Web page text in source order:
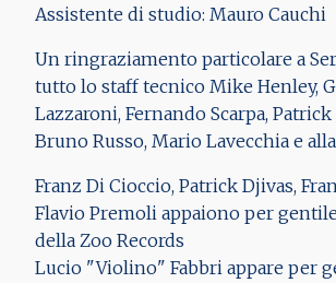
Assistente di studio: Mauro Cauchi
Un ringraziamento particolare a
tutto lo staff tecnico Mike Henley,
Lazzaroni, Fernando Scarpa,
Bruno Russo, Mario Lavecchia e
Franz Di Cioccio, Patrick Djivas,
Flavio Premoli appaiono per
della Zoo Records
Lucio "Violino" Fabbri appare per